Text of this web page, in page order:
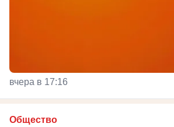
вчера в 17:16
Общество